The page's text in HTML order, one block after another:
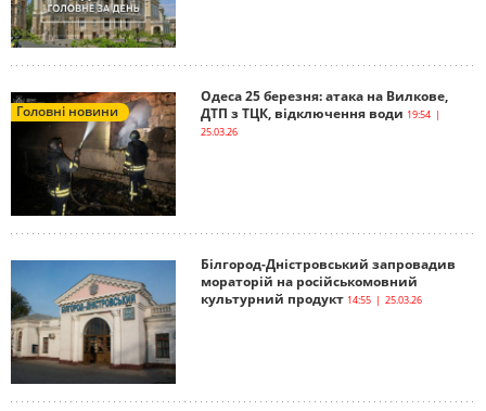
Головні новини
Одеса 25 березня: атака на Вилкове,
ДТП з ТЦК, відключення води 19:54 |
25.03.26
Білгород-Дністровський запровадив
мораторій на російськомовний
культурний продукт 14:55 | 25.03.26